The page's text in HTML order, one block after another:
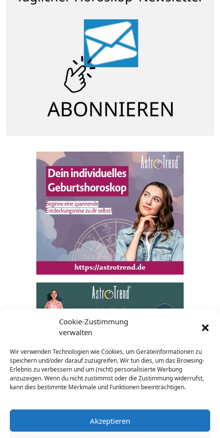
Cookie-Zustimmung
verwalten
Wir verwenden Technologien wie Cookies, um Geräteinformationen zu
speichern und/oder darauf zuzugreifen. Wir tun dies, um das Browsing-
Erlebnis zu verbessern und um (nicht) personalisierte Werbung
anzuzeigen. Wenn du nicht zustimmst oder die Zustimmung widerrufst,
kann dies bestimmte Merkmale und Funktionen beeinträchtigen.
Akzeptieren